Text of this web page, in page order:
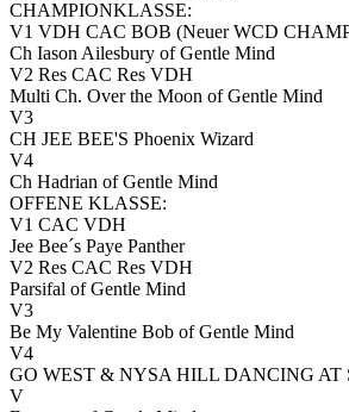
CHAMPIONKLASSE:
V1 VDH CAC BOB (Neuer WCD
Ch Iason Ailesbury of Gentle Mind
V2 Res CAC Res VDH
Multi Ch. Over the Moon of Gentle Mind
V3
CH JEE BEE'S Phoenix Wizard
V4
Ch Hadrian of Gentle Mind
OFFENE KLASSE:
V1 CAC VDH
Jee Bee´s Paye Panther
V2 Res CAC Res VDH
Parsifal of Gentle Mind
V3
Be My Valentine Bob of Gentle Mind
V4
GO WEST & NYSA HILL DANCING AT
V